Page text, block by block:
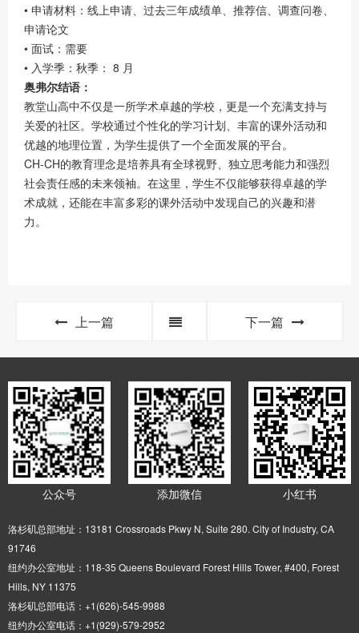
• 申请材料：线上申请、过去三年成绩单、推荐信、调查问卷、
申请论文
• 面试：需要
• 入学季：秋季： 8 月
奥弗尔结语：
教堂山高中不仅是一所学术卓越的学校，更是一个充满支持与
关爱的社区。学校通过个性化的学习计划、丰富的课外活动和
优越的地理位置，为学生提供了一个全面发展的平台。
CH-CH的教育理念是培养具有全球视野、独立思考能力和强烈
社会责任感的未来领袖。在这里，学生不仅能够获得卓越的学
术成就，还能在丰富多彩的课外活动中发现自己的兴趣和潜
力。
上一篇 下一篇
公众号 添加微信 小红书
洛杉矶总部地址：13181 Crossroads Pkwy N, Suite 280. City of Industry, CA
91746
纽约办公室地址：118-35 Queens Boulevard Forest Hills Tower, #400, Forest
Hills, NY 11375
洛杉矶总部电话：+1(626)-545-9988
纽约办公室电话：+1(929)-579-2952